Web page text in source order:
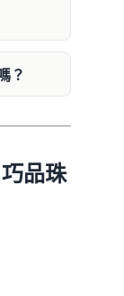
？
品珠